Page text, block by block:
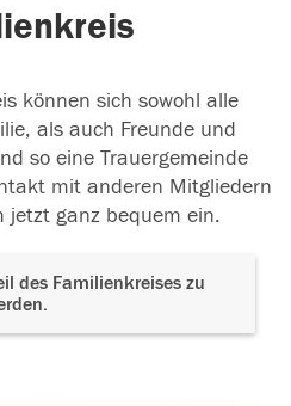
können sich sowohl alle
als auch Freunde und
so eine Trauergemeinde
mit anderen Mitgliedern
jetzt ganz bequem ein.
des Familienkreises zu